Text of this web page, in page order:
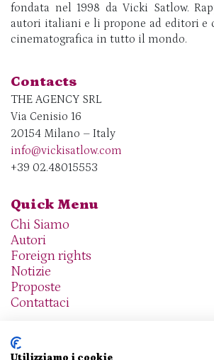
fondata nel 1998 da Vicki Satlow.
autori italiani e li propone ad editori e
cinematografica in tutto il mondo.
Contacts
THE AGENCY SRL
Via Cenisio 16
20154 Milano – Italy
info@vickisatlow.com
+39 02.48015553
Quick Menu
Chi Siamo
Autori
Foreign rights
Notizie
Proposte
Contattaci